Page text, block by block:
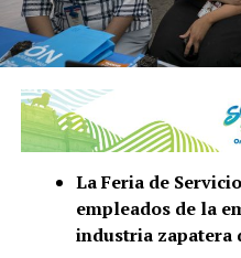
La Feria de
empleados de la
industria zapatera